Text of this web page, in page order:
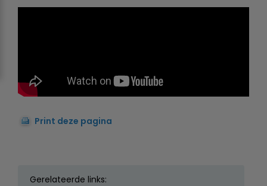
Print deze pagina
Gerelateerde links: